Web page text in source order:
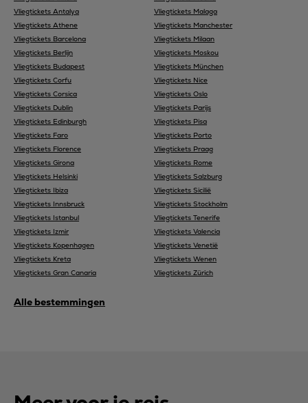
Vliegtickets Antalya
Vliegtickets Athene
Vliegtickets Barcelona
Vliegtickets Berlijn
Vliegtickets Budapest
Vliegtickets Corfu
Vliegtickets Corsica
Vliegtickets Dublin
Vliegtickets Edinburgh
Vliegtickets Faro
Vliegtickets Florence
Vliegtickets Girona
Vliegtickets Helsinki
Vliegtickets Ibiza
Vliegtickets Innsbruck
Vliegtickets Istanbul
Vliegtickets Izmir
Vliegtickets Kopenhagen
Vliegtickets Kreta
Vliegtickets Gran Canaria
Vliegtickets Malaga
Vliegtickets Manchester
Vliegtickets Milaan
Vliegtickets Moskou
Vliegtickets München
Vliegtickets Nice
Vliegtickets Oslo
Vliegtickets Parijs
Vliegtickets Pisa
Vliegtickets Porto
Vliegtickets Praag
Vliegtickets Rome
Vliegtickets Salzburg
Vliegtickets Sicilië
Vliegtickets Stockholm
Vliegtickets Tenerife
Vliegtickets Valencia
Vliegtickets Venetië
Vliegtickets Wenen
Vliegtickets Zürich
Alle bestemmingen